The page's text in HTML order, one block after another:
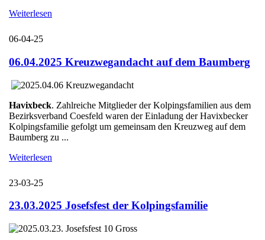
Weiterlesen
06-04-25
06.04.2025 Kreuzwegandacht auf dem Baumberg
Havixbeck. Zahlreiche Mitglieder der Kolpingsfamilien aus dem
Bezirksverband Coesfeld waren der Einladung der Havixbecker
Kolpingsfamilie gefolgt um gemeinsam den Kreuzweg auf dem
Baumberg zu ...
Weiterlesen
23-03-25
23.03.2025 Josefsfest der Kolpingsfamilie